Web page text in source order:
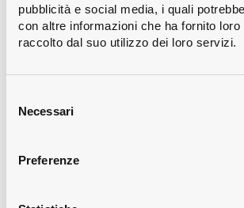
pubblicità e social media, i quali
con altre informazioni che ha fornito loro
raccolto dal suo utilizzo dei loro servizi.
delNecessari
Preferenze
che si ricordi del prodotto e lo
ad altri. In molti casi, inoltre, le
vengono conservate come
3. Posizionamento premium
Il consumo di alcolici e in